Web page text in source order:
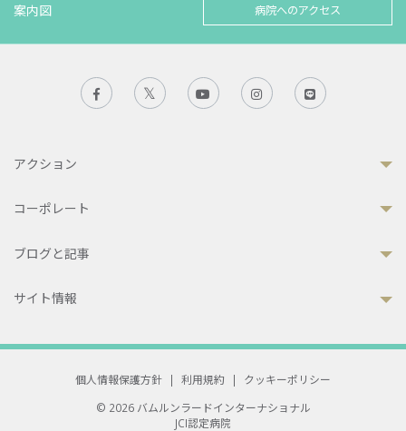
案内図 病院へのアクセス
アクション
コーポレート
ブログと記事
サイト情報
個人情報保護方針 | 利用規約 |
クッキーポリシー
© 2026 バムルンラードインターナショナル
JCI認定病院